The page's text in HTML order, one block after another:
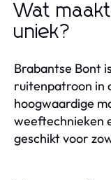
Wat
uniek?
Brabantse Bont
ruitenpatroon in
hoogwaardige
weeftechnieken
geschikt voor